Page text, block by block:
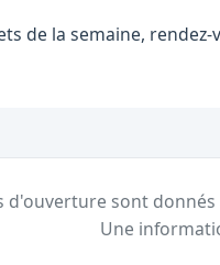
de la semaine, rendez-
d'ouverture sont
Une